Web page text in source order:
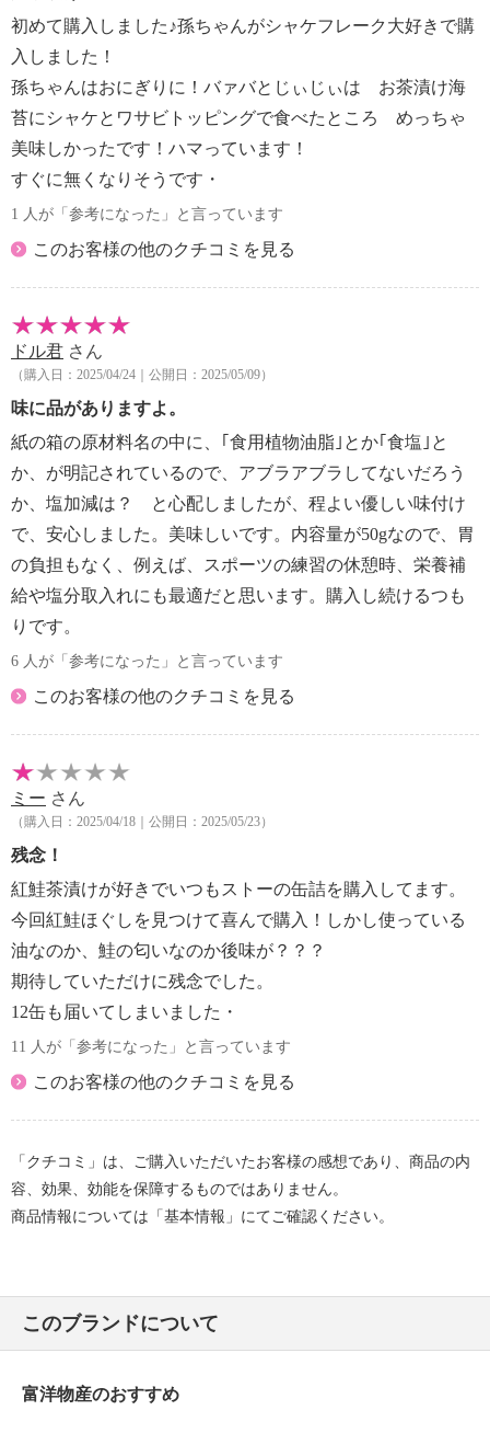
初めて購入しました♪孫ちゃんがシャケフレーク大好きで購
入しました！
孫ちゃんはおにぎりに！バァバとじぃじぃは お茶漬け海
苔にシャケとワサビトッピングで食べたところ めっちゃ
美味しかったです！ハマっています！
すぐに無くなりそうです・
1 人が「参考になった」と言っています
このお客様の他のクチコミを見る
ドル君 さん
（購入日：2025/04/24｜公開日：2025/05/09）
味に品がありますよ。
紙の箱の原材料名の中に、｢食用植物油脂｣とか｢食塩｣と
か、が明記されているので、アブラアブラしてないだろう
か、塩加減は？ と心配しましたが、程よい優しい味付け
で、安心しました。美味しいです。内容量が50gなので、胃
の負担もなく、例えば、スポーツの練習の休憩時、栄養補
給や塩分取入れにも最適だと思います。購入し続けるつも
りです。
6 人が「参考になった」と言っています
このお客様の他のクチコミを見る
ミー さん
（購入日：2025/04/18｜公開日：2025/05/23）
残念！
紅鮭茶漬けが好きでいつもストーの缶詰を購入してます。
今回紅鮭ほぐしを見つけて喜んで購入！しかし使っている
油なのか、鮭の匂いなのか後味が？？？
期待していただけに残念でした。
12缶も届いてしまいました・
11 人が「参考になった」と言っています
このお客様の他のクチコミを見る
「クチコミ」は、ご購入いただいたお客様の感想であり、商品の内
容、効果、効能を保障するものではありません。
商品情報については「基本情報」にてご確認ください。
このブランドについて
富洋物産のおすすめ